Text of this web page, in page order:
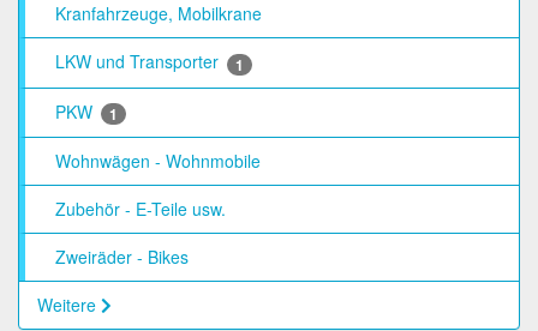
Kranfahrzeuge, Mobilkrane
LKW und Transporter
1
PKW 1
Wohnwägen - Wohnmobile
Zubehör - E-Teile usw.
Zweiräder - Bikes
Weitere